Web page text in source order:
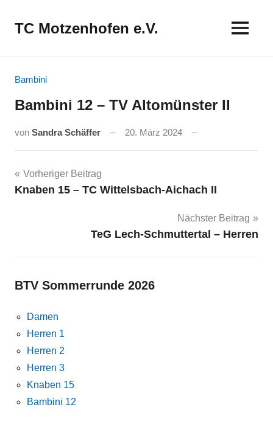
InhaltTC Motzenhofen e.V.
Bambini
Bambini 12 – TV Altomünster II
von Sandra Schäffer 20. März 2024
Beitragsnavigation
Vorheriger Beitrag
Knaben 15 – TC Wittelsbach-Aichach II
Nächster Beitrag
TeG Lech-Schmuttertal – Herren
BTV Sommerrunde 2026
Damen
Herren 1
Herren 2
Herren 3
Knaben 15
Bambini 12